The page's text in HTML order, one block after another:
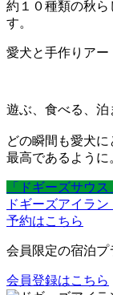
約１０種類の秋ら
す。
愛犬と手作りアー
遊ぶ、食べる、泊
どの瞬間も愛犬に
最高であるように
「ドギーズサウ
ドギーズアイラ
予約はこちら
会員限定の宿泊
会員登録はこちら